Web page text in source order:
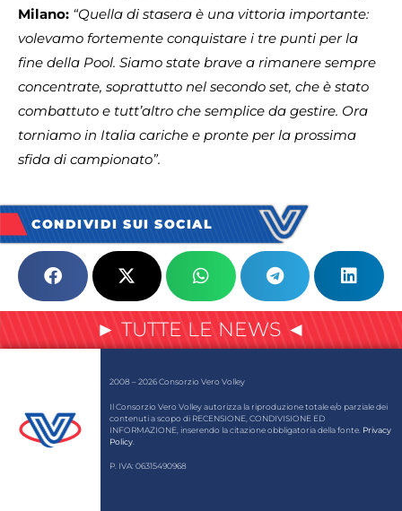
Milano: “Quella di stasera è una vittoria importante:
volevamo fortemente conquistare i tre punti per la
fine della Pool. Siamo state brave a rimanere sempre
concentrate, soprattutto nel secondo set, che è stato
combattuto e tutt’altro che semplice da gestire. Ora
torniamo in Italia cariche e pronte per la prossima
sfida di campionato”.
CONDIVIDI SUI SOCIAL
► TUTTE LE NEWS ◄
2008 – 2026 Consorzio Vero Volley
Il Consorzio Vero Volley autorizza la riproduzione totale e/o parziale dei
contenuti a scopo di RECENSIONE, CONDIVISIONE ED
INFORMAZIONE, inserendo la citazione obbligatoria della fonte. Privacy
Policy
P. IVA: 06315490968